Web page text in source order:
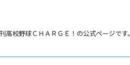
校野球ＣＨＡＲＧＥ！の公式ページです。